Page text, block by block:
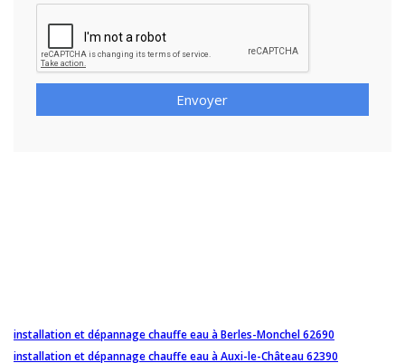
Envoyer
installation et dépannage chauffe eau à Berles-Monchel 62690
installation et dépannage chauffe eau à Auxi-le-Château 62390